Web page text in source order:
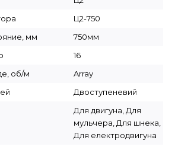
Ц2-750
мм
750мм
16
об/м
Array
Двоступеневий
Для двигуна, Для
мульчера, Для шнека,
Для електродвигуна